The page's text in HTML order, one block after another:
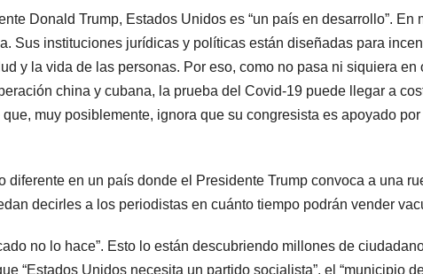
Donald Trump, Estados Unidos es “un país en desarrollo”. En
Sus instituciones jurídicas y políticas están diseñadas para
y la vida de las personas. Por eso, como no pasa ni siquiera en
china y cubana, la prueba del Covid-19 puede llegar a
muy posiblemente, ignora que su congresista es apoyado
diferente en un país donde el Presidente Trump convoca a una
decirles a los periodistas en cuánto tiempo podrán vender
no lo hace”. Esto lo están descubriendo millones de
“Estados Unidos necesita un partido socialista”, el “municipio